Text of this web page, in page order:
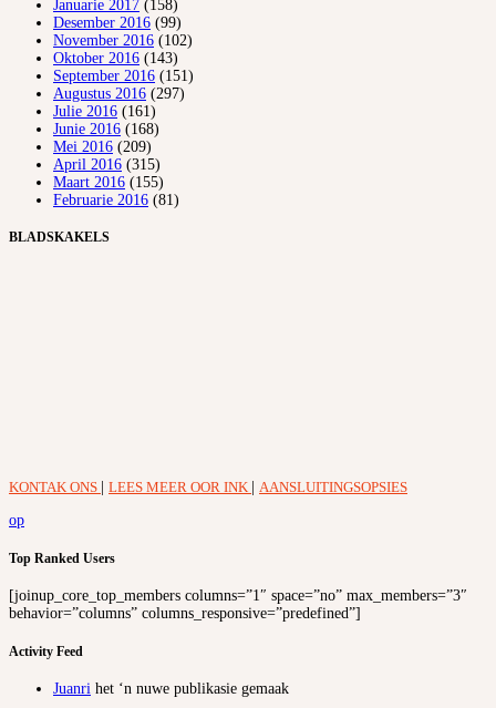
Januarie 2017 (158)
Desember 2016 (99)
November 2016 (102)
Oktober 2016 (143)
September 2016 (151)
Augustus 2016 (297)
Julie 2016 (161)
Junie 2016 (168)
Mei 2016 (209)
April 2016 (315)
Maart 2016 (155)
Februarie 2016 (81)
BLADSKAKELS
KONTAK ONS LEES MEER OOR INK
AANSLUITINGSOPSIES
op
Top Ranked Users
[joinup_core_top_members columns=”1″ space=”no” max_members=”3″
behavior=”columns” columns_responsive=”predefined”]
Activity Feed
Juanri het ‘n nuwe publikasie gemaak